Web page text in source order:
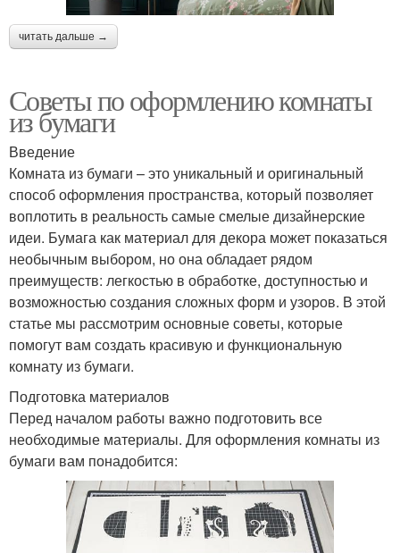
читать дальше →
Советы по оформлению комнаты
из бумаги
Введение
Комната из бумаги – это уникальный и оригинальный
способ оформления пространства, который позволяет
воплотить в реальность самые смелые дизайнерские
идеи. Бумага как материал для декора может показаться
необычным выбором, но она обладает рядом
преимуществ: легкостью в обработке, доступностью и
возможностью создания сложных форм и узоров. В этой
статье мы рассмотрим основные советы, которые
помогут вам создать красивую и функциональную
комнату из бумаги.
Подготовка материалов
Перед началом работы важно подготовить все
необходимые материалы. Для оформления комнаты из
бумаги вам понадобится: